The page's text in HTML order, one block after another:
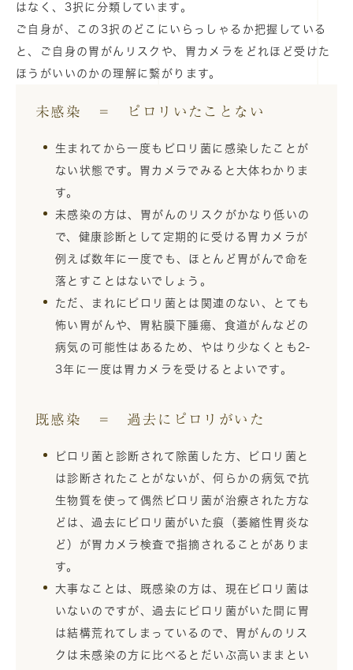
はなく、3択に分類しています。
ご自身が、この3択のどこにいらっしゃるか把握している
と、ご自身の胃がんリスクや、胃カメラをどれほど受けた
ほうがいいのかの理解に繋がります。
未感染 ＝ ピロリいたことない
生まれてから一度もピロリ菌に感染したことが
ない状態です。胃カメラでみると大体わかりま
す。
未感染の方は、胃がんのリスクがかなり低いの
で、健康診断として定期的に受ける胃カメラが
例えば数年に一度でも、ほとんど胃がんで命を
落とすことはないでしょう。
ただ、まれにピロリ菌とは関連のない、とても
怖い胃がんや、胃粘膜下腫瘍、食道がんなどの
病気の可能性はあるため、やはり少なくとも2-
3年に一度は胃カメラを受けるとよいです。
既感染 ＝ 過去にピロリがいた
ピロリ菌と診断されて除菌した方、ピロリ菌と
は診断されたことがないが、何らかの病気で抗
生物質を使って偶然ピロリ菌が治療された方な
どは、過去にピロリ菌がいた痕（萎縮性胃炎な
ど）が胃カメラ検査で指摘されることがありま
す。
大事なことは、既感染の方は、現在ピロリ菌は
いないのですが、過去にピロリ菌がいた間に胃
は結構荒れてしまっているので、胃がんのリス
クは未感染の方に比べるとだいぶ高いままとい